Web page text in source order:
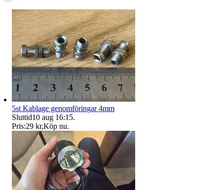
5st Kablage genomföringar 4mm
Sluttid10 aug 16:15.
Pris:29 kr,Köp nu.